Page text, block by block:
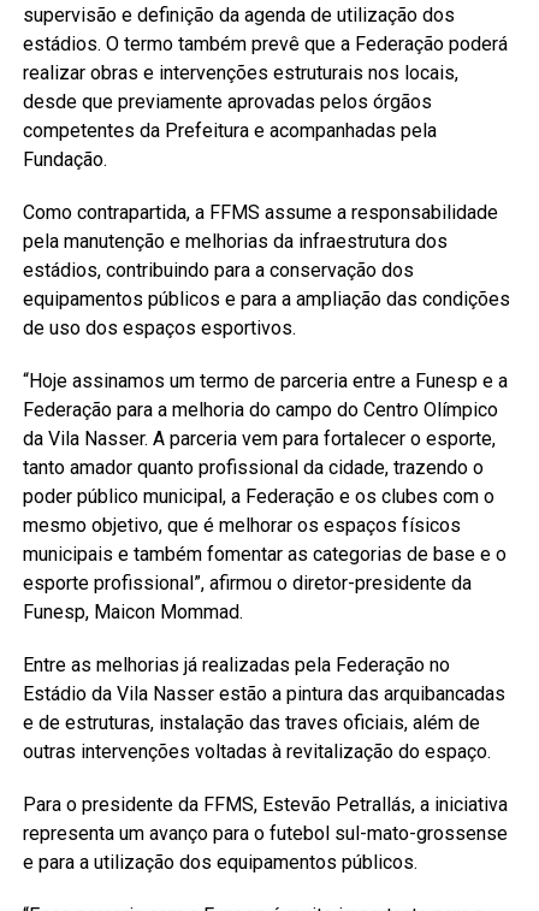
supervisão e definição da agenda de utilização dos
estádios. O termo também prevê que a Federação poderá
realizar obras e intervenções estruturais nos locais,
desde que previamente aprovadas pelos órgãos
competentes da Prefeitura e acompanhadas pela
Fundação.
Como contrapartida, a FFMS assume a responsabilidade
pela manutenção e melhorias da infraestrutura dos
estádios, contribuindo para a conservação dos
equipamentos públicos e para a ampliação das condições
de uso dos espaços esportivos.
“Hoje assinamos um termo de parceria entre a Funesp e a
Federação para a melhoria do campo do Centro Olímpico
da Vila Nasser. A parceria vem para fortalecer o esporte,
tanto amador quanto profissional da cidade, trazendo o
poder público municipal, a Federação e os clubes com o
mesmo objetivo, que é melhorar os espaços físicos
municipais e também fomentar as categorias de base e o
esporte profissional”, afirmou o diretor-presidente da
Funesp, Maicon Mommad.
Entre as melhorias já realizadas pela Federação no
Estádio da Vila Nasser estão a pintura das arquibancadas
e de estruturas, instalação das traves oficiais, além de
outras intervenções voltadas à revitalização do espaço.
Para o presidente da FFMS, Estevão Petrallás, a iniciativa
representa um avanço para o futebol sul-mato-grossense
e para a utilização dos equipamentos públicos.